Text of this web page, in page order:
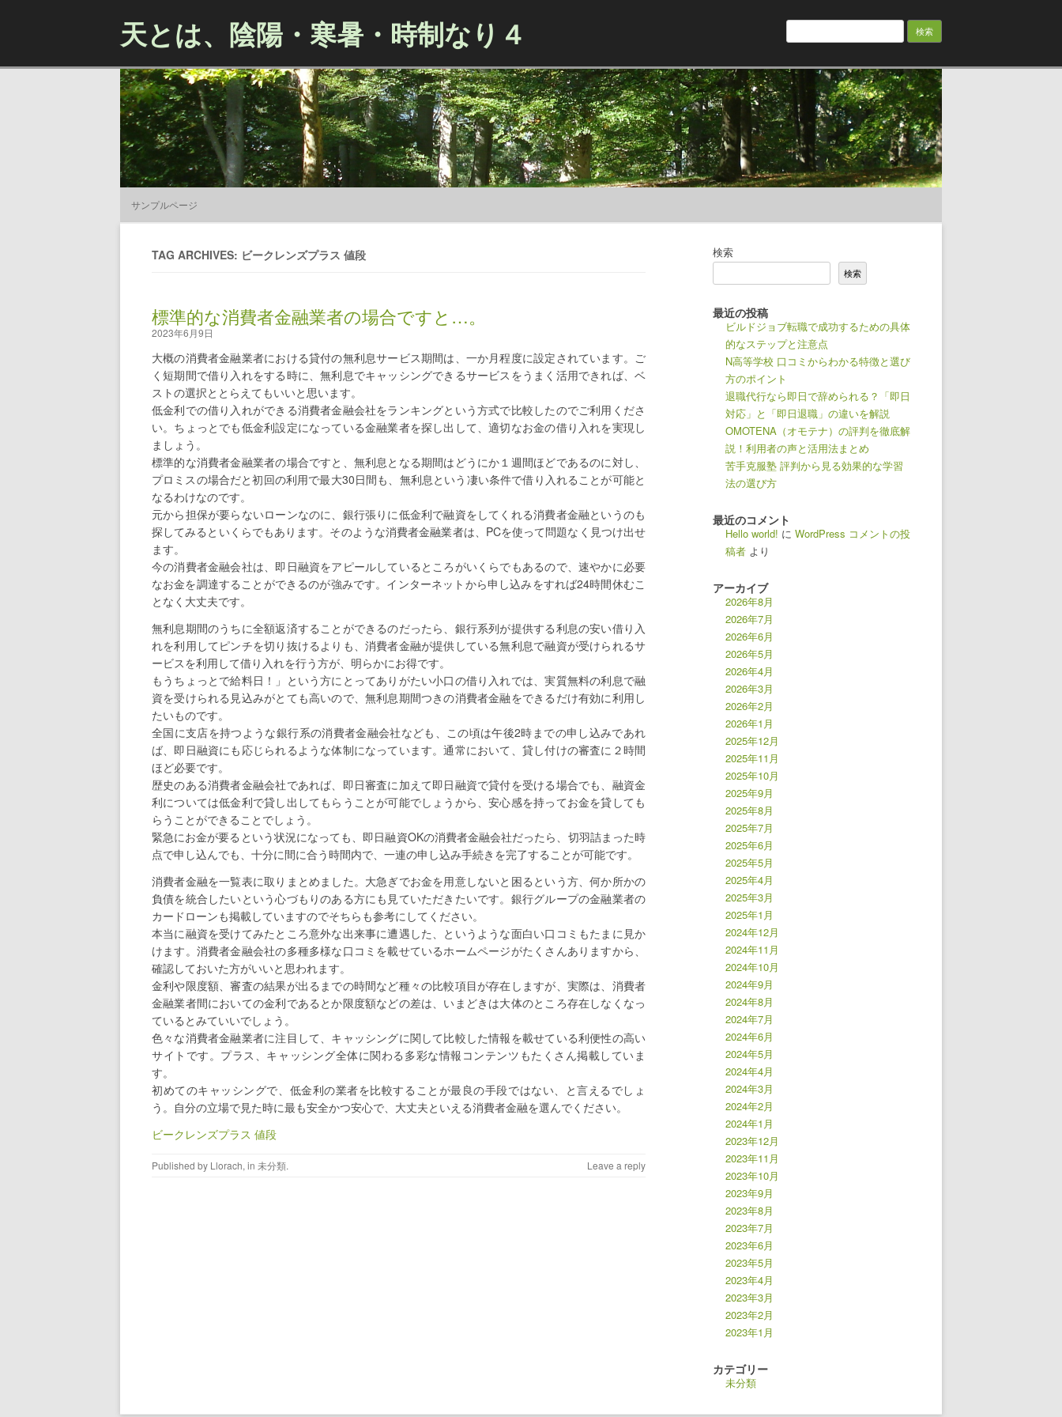
天とは、陰陽・寒暑・時制なり４ 検
サンプルページ
TAG ARCHIVES: ビークレンズプラス 値段
標準的な消費者金融業者の場合ですと…。
2023年6月9日
大概の消費者金融業者における貸付の無利息サービス期間は、一か月程度に設定されています。ご
く短期間で借り入れをする時に、無利息でキャッシングできるサービスをうまく活用できれば、ベ
ストの選択ととらえてもいいと思います。
低金利での借り入れができる消費者金融会社をランキングという方式で比較したのでご利用くださ
い。ちょっとでも低金利設定になっている金融業者を探し出して、適切なお金の借り入れを実現し
ましょう。
標準的な消費者金融業者の場合ですと、無利息となる期間はどうにか１週間ほどであるのに対し、
プロミスの場合だと初回の利用で最大30日間も、無利息という凄い条件で借り入れることが可能と
なるわけなのです。
元から担保が要らないローンなのに、銀行張りに低金利で融資をしてくれる消費者金融というのも
探してみるといくらでもあります。そのような消費者金融業者は、PCを使って問題なく見つけ出せ
ます。
今の消費者金融会社は、即日融資をアピールしているところがいくらでもあるので、速やかに必要
なお金を調達することができるのが強みです。インターネットから申し込みをすれば24時間休むこ
となく大丈夫です。
無利息期間のうちに全額返済することができるのだったら、銀行系列が提供する利息の安い借り入
れを利用してピンチを切り抜けるよりも、消費者金融が提供している無利息で融資が受けられるサ
ービスを利用して借り入れを行う方が、明らかにお得です。
もうちょっとで給料日！」という方にとってありがたい小口の借り入れでは、実質無料の利息で融
資を受けられる見込みがとても高いので、無利息期間つきの消費者金融をできるだけ有効に利用し
たいものです。
全国に支店を持つような銀行系の消費者金融会社なども、この頃は午後2時までの申し込みであれ
ば、即日融資にも応じられるような体制になっています。通常において、貸し付けの審査に２時間
ほど必要です。
歴史のある消費者金融会社であれば、即日審査に加えて即日融資で貸付を受ける場合でも、融資金
利については低金利で貸し出してもらうことが可能でしょうから、安心感を持ってお金を貸しても
らうことができることでしょう。
緊急にお金が要るという状況になっても、即日融資OKの消費者金融会社だったら、切羽詰まった時
点で申し込んでも、十分に間に合う時間内で、一連の申し込み手続きを完了することが可能です。
消費者金融を一覧表に取りまとめました。大急ぎでお金を用意しないと困るという方、何か所かの
負債を統合したいという心づもりのある方にも見ていただきたいです。銀行グループの金融業者の
カードローンも掲載していますのでそちらも参考にしてください。
本当に融資を受けてみたところ意外な出来事に遭遇した、というような面白い口コミもたまに見か
けます。消費者金融会社の多種多様な口コミを載せているホームページがたくさんありますから、
確認しておいた方がいいと思われます。
金利や限度額、審査の結果が出るまでの時間など種々の比較項目が存在しますが、実際は、消費者
金融業者間においての金利であるとか限度額などの差は、いまどきは大体のところ存在しなくなっ
ているとみていいでしょう。
色々な消費者金融業者に注目して、キャッシングに関して比較した情報を載せている利便性の高い
サイトです。プラス、キャッシング全体に関わる多彩な情報コンテンツもたくさん掲載していま
す。
初めてのキャッシングで、低金利の業者を比較することが最良の手段ではない、と言えるでしょ
う。自分の立場で見た時に最も安全かつ安心で、大丈夫といえる消費者金融を選んでください。
ビークレンズプラス 値段
Published by Llorach, in 未分類. Leave a reply
検索
検索
最近の投稿
ビルドジョブ転職で成功するための具体
的なステップと注意点
N高等学校 口コミからわかる特徴と選び
方のポイント
退職代行なら即日で辞められる？「即日
対応」と「即日退職」の違いを解説
OMOTENA（オモテナ）の評判を徹底解
説！利用者の声と活用法まとめ
苦手克服塾 評判から見る効果的な学習
法の選び方
最近のコメント
Hello world! に WordPress コメントの投
稿者 より
アーカイブ
2026年8月
2026年7月
2026年6月
2026年5月
2026年4月
2026年3月
2026年2月
2026年1月
2025年12月
2025年11月
2025年10月
2025年9月
2025年8月
2025年7月
2025年6月
2025年5月
2025年4月
2025年3月
2025年1月
2024年12月
2024年11月
2024年10月
2024年9月
2024年8月
2024年7月
2024年6月
2024年5月
2024年4月
2024年3月
2024年2月
2024年1月
2023年12月
2023年11月
2023年10月
2023年9月
2023年8月
2023年7月
2023年6月
2023年5月
2023年4月
2023年3月
2023年2月
2023年1月
カテゴリー
未分類